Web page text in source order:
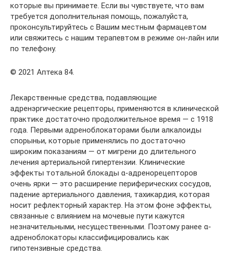
которые вы принимаете. Если вы чувствуете, что вам
требуется дополнительная помощь, пожалуйста,
проконсультируйтесь с Вашим местным фармацевтом
или свяжитесь с нашим терапевтом в режиме он-лайн или
по телефону.
© 2021 Аптека 84.
Лекарственные средства, подавляющие
адренэргические рецепторы, применяются в клинической
практике достаточно продолжительное время — с 1918
года. Первыми адреноблокаторами были алкалоиды
спорыньи, которые применялись по достаточно
широким показаниям — от мигрени до длительного
лечения артериальной гипертензии. Клинические
эффекты тотальной блокады α-адренорецепторов
очень ярки — это расширение периферических сосудов,
падение артериального давления, тахикардия, которая
носит рефлекторный характер. На этом фоне эффекты,
связанные с влиянием на мочевые пути кажутся
незначительными, несущественными. Поэтому ранее α-
адреноблокаторы классифицировались как
гипотензивные средства.